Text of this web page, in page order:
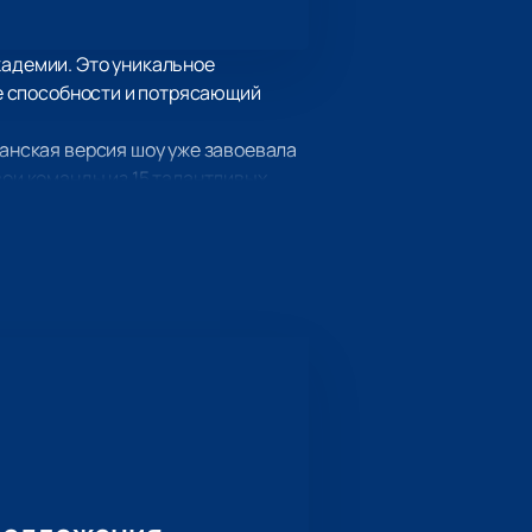
Это уникальное
способности и потрясающий
версия шоу уже завоевала
команды из 15 талантливых
покупки билетов через наш
юных талантов!
сайте.